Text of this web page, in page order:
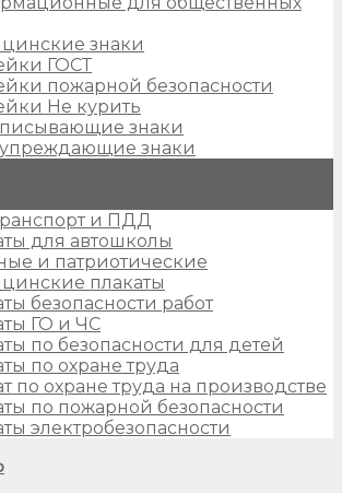
знаки
ГОСТ
пожарной безопасности
Не курить
знаки
знаки
и ПДД
для автошколы
и патриотические
плакаты
безопасности работ
ГО и ЧС
по безопасности для детей
по охране труда
по охране труда на производстве
по пожарной безопасности
электробезопасности